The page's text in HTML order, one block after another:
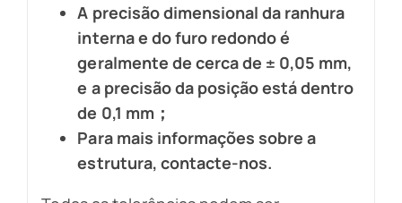
A precisão dimensional da ranhura
interna e do furo redondo é
geralmente de cerca de ± 0,05 mm,
e a precisão da posição está dentro
de 0,1 mm；
Para mais informações sobre a
estrutura, contacte-nos.